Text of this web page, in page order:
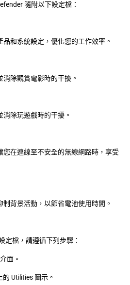
隨附以下設定檔：
品和系統設定，優化您的工作效率。
除觀賞電影時的干擾。
除玩遊戲時的干擾。
您在連線至不安全的無線網路時，享受
制背景活動，以節省電池使用時間。
定檔，請遵循下列步驟：
面。
Utilities 圖示。